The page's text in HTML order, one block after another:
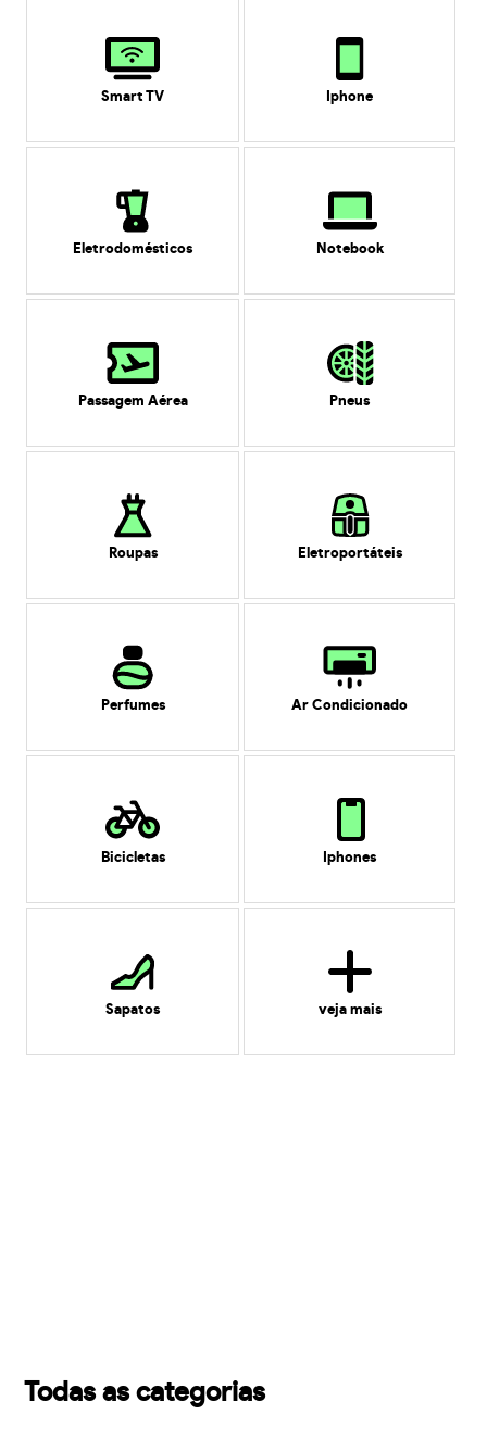
Smart TV Iphone
Eletrodomésticos Notebook
Passagem Aérea Pneus
Roupas Eletroportáteis
Perfumes Ar Condicionado
Bicicletas Iphones
Sapatos veja mais
Todas as categorias